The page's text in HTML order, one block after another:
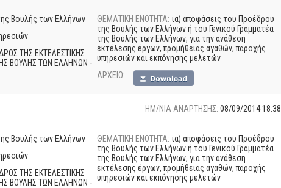
Βουλής των Ελλήνων
ΤΗΣ ΕΚΤΕΛΕΣΤΙΚΗΣ
ΒΟΥΛΗΣ ΤΩΝ ΕΛΛΗΝΩΝ -
ΘΕΜΑΤΙΚΗ ΕΝΟΤΗΤΑ: ια) αποφάσεις του Προέδρου
της Βουλής των Ελλήνων ή του Γενικού Γραμματέα
της Βουλής των Ελλήνων, για την ανάθεση
εκτέλεσης έργων, προμήθειας αγαθών, παροχής
υπηρεσιών και εκπόνησης μελετών
AΡΧΕΙΟ:
ΗΜ/ΝΙΑ ΑΝΑΡΤΗΣΗΣ: 08/09/2014 18:38
Βουλής των Ελλήνων
ΤΗΣ ΕΚΤΕΛΕΣΤΙΚΗΣ
ΒΟΥΛΗΣ ΤΩΝ ΕΛΛΗΝΩΝ -
ΘΕΜΑΤΙΚΗ ΕΝΟΤΗΤΑ: ια) αποφάσεις του Προέδρου
της Βουλής των Ελλήνων ή του Γενικού Γραμματέα
της Βουλής των Ελλήνων, για την ανάθεση
εκτέλεσης έργων, προμήθειας αγαθών, παροχής
υπηρεσιών και εκπόνησης μελετών